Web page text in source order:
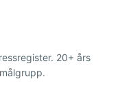
20+ års